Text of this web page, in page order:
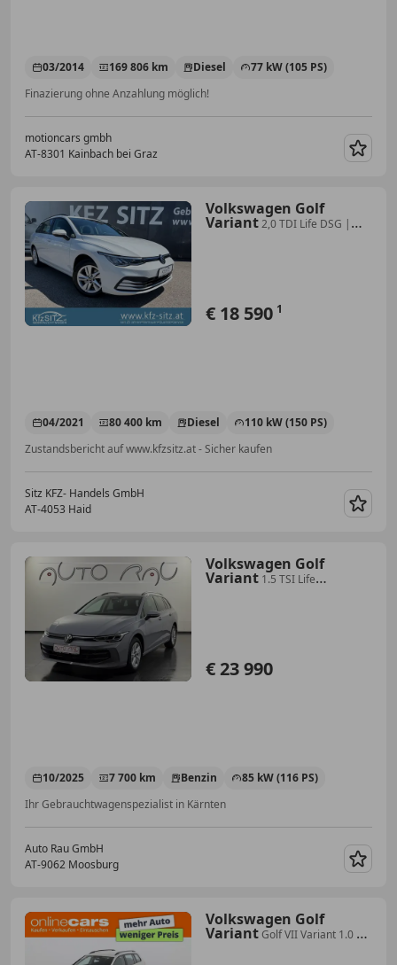
03/2014 169 806 km Diesel
77 kW (105 PS)
Finazierung ohne Anzahlung möglich!
motioncars gmbh
AT-8301 Kainbach bei Graz
Volkswagen Golf
Variant2,0 TDI Life DSG |
€ 18 590 1
04/2021 80 400 km Diesel
110 kW (150 PS)
Zustandsbericht auf www.kfzsitz.at - Sicher kaufen
Sitz KFZ- Handels GmbH
AT-4053 Haid
Volkswagen Golf
Variant 1.5 TSI Life
€ 23 990
10/2025 7 700 km Benzin
85 kW (116 PS)
Ihr Gebrauchtwagenspezialist in Kärnten
Auto Rau GmbH
AT-9062 Moosburg
Volkswagen Golf
VariantGolf VII Variant 1.0 TSI